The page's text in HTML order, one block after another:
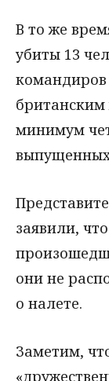
В то же
убиты 13
минимум
заявили,
они не
о налете.
Заметим,